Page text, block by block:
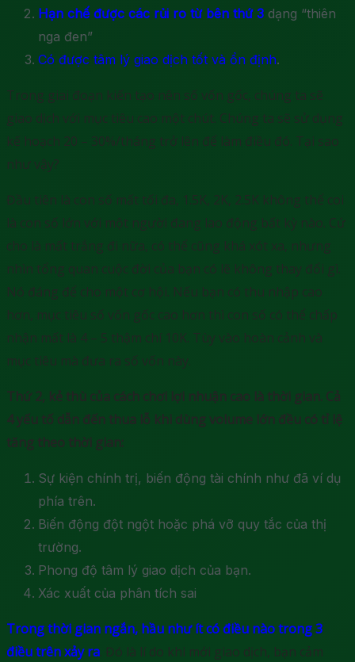
Hạn chế được các rủi ro từ bên thứ 3 dạng “thiên
nga đen”
Có được tâm lý giao dịch tốt và ổn định.
Trong giai đoạn kiến tạo nên số vốn gốc, chúng ta sẽ
giao dịch với mục tiêu cao một chút. Chúng ta sẽ sử dụng
kế hoạch 20 – 30%/tháng trở lên để làm điều đó. Tại sao
như vậy?
Đầu tiên là con số mất tối đa, 1.5K, 2K, 2.5K không thể coi
là con số lớn với một người đang lao động bất kỳ nào. Cứ
cho là mất trắng đi nữa, có thể cũng khá xót xa, nhưng
nhìn tổng quan cuộc đời của bạn có lẽ không thay đổi gì.
Nó đáng để cho một cơ hội. Nếu bạn có thu nhập cao
hơn, mục tiêu số vốn gốc cao hơn thì con số có thể chấp
nhận mất là 4 – 5 thậm chí 10K. Tùy vào hoàn cảnh và
mục tiêu mà đưa ra số vốn này.
Thứ 2, kẻ thù của cách chơi lợi nhuận cao là thời gian. Cả
4 yếu tố dẫn đến thua lỗ khi dùng volume lớn đều có tỉ lệ
tăng theo thời gian:
Sự kiện chính trị, biến động tài chính như đã ví dụ
phía trên.
Biến động đột ngột hoặc phá vỡ quy tắc của thị
trường.
Phong độ tâm lý giao dịch của bạn.
Xác xuất của phân tích sai
Trong thời gian ngắn, hầu như ít có điều nào trong 3
điều trên xảy ra. Đó là lí do khi mới giao dịch, bạn cảm